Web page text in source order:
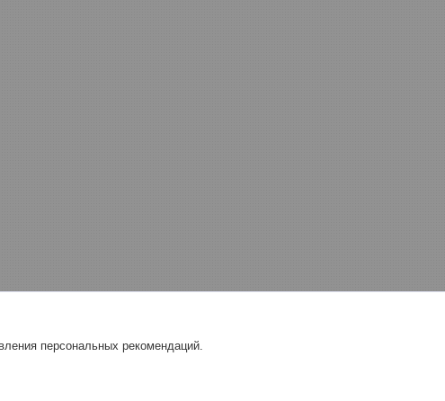
персональных рекомендаций.